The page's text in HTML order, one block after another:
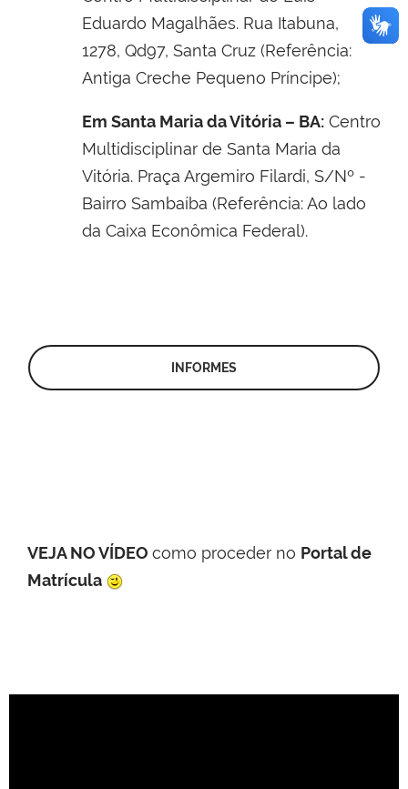
Eduardo Magalhães. Rua Itabuna,
1278, Qd97, Santa Cruz (Referência:
Antiga Creche Pequeno Príncipe);
Em Santa Maria da Vitória – BA: Centro
Multidisciplinar de Santa Maria da
Vitória. Praça Argemiro Filardi, S/Nº -
Bairro Sambaíba (Referência: Ao lado
da Caixa Econômica Federal).
INFORMES
VEJA NO VÍDEO como proceder no Portal de
Matrícula